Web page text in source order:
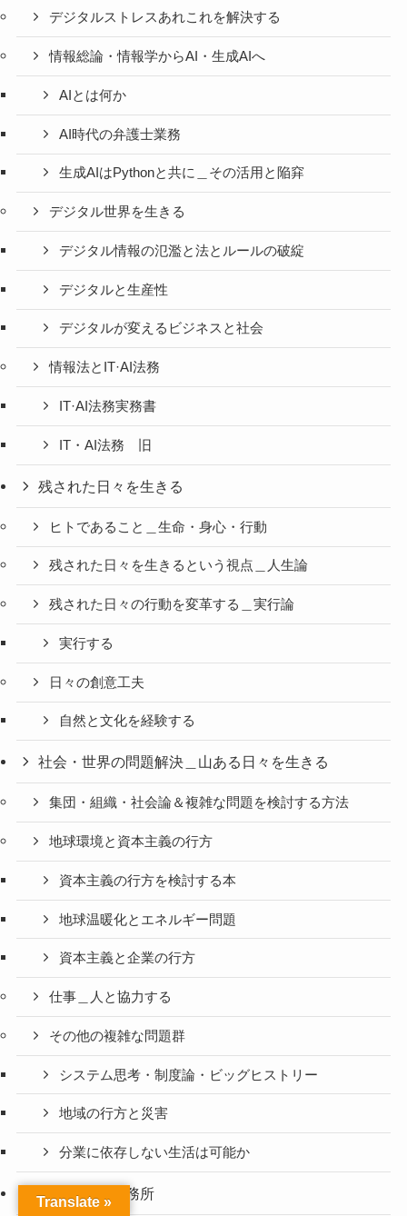
デジタルストレスあれこれを解決する
情報総論・情報学からAI・生成AIへ
AIとは何か
AI時代の弁護士業務
生成AIはPythonと共に＿その活用と陥穽
デジタル世界を生きる
デジタル情報の氾濫と法とルールの破綻
デジタルと生産性
デジタルが変えるビジネスと社会
情報法とIT·AI法務
IT·AI法務実務書
IT・AI法務 旧
残された日々を生きる
ヒトであること＿生命・身心・行動
残された日々を生きるという視点＿人生論
残された日々の行動を変革する＿実行論
実行する
日々の創意工夫
自然と文化を経験する
社会・世界の問題解決＿山ある日々を生きる
集団・組織・社会論＆複雑な問題を検討する方法
地球環境と資本主義の行方
資本主義の行方を検討する本
地球温暖化とエネルギー問題
資本主義と企業の行方
仕事＿人と協力する
その他の複雑な問題群
システム思考・制度論・ビッグヒストリー
地域の行方と災害
分業に依存しない生活は可能か
未来の法律事務所
Translate »